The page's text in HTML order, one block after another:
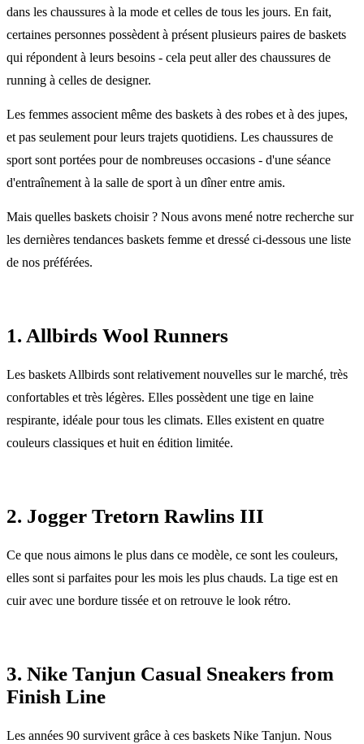
dans les chaussures à la mode et celles de tous les jours. En fait,
certaines personnes possèdent à présent plusieurs paires de baskets
qui répondent à leurs besoins - cela peut aller des chaussures de
running à celles de designer.
Les femmes associent même des baskets à des robes et à des jupes,
et pas seulement pour leurs trajets quotidiens. Les chaussures de
sport sont portées pour de nombreuses occasions - d'une séance
d'entraînement à la salle de sport à un dîner entre amis.
Mais quelles baskets choisir ? Nous avons mené notre recherche sur
les dernières tendances baskets femme et dressé ci-dessous une liste
de nos préférées.
1. Allbirds Wool Runners
Les baskets Allbirds sont relativement nouvelles sur le marché, très
confortables et très légères. Elles possèdent une tige en laine
respirante, idéale pour tous les climats. Elles existent en quatre
couleurs classiques et huit en édition limitée.
2. Jogger Tretorn Rawlins III
Ce que nous aimons le plus dans ce modèle, ce sont les couleurs,
elles sont si parfaites pour les mois les plus chauds. La tige est en
cuir avec une bordure tissée et on retrouve le look rétro.
3. Nike Tanjun Casual Sneakers from
Finish Line
Les années 90 survivent grâce à ces baskets Nike Tanjun. Nous